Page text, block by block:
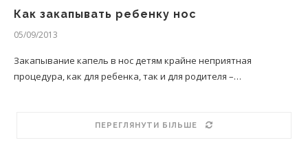
Как закапывать ребенку нос
05/09/2013
Закапывание капель в нос детям крайне неприятная
процедура, как для ребенка, так и для родителя –…
ПЕРЕГЛЯНУТИ БІЛЬШЕ